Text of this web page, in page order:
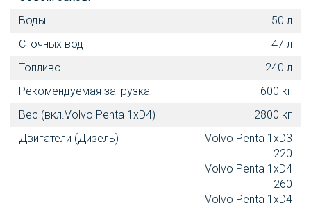
Воды
50 л
Сточных вод
47 л
Топливо
240 л
Рекомендуемая загрузка
600 кг
Вес (вкл.Volvo Penta 1xD4)
2800 кг
Двигатели (Дизель)
Volvo Penta 1xD3
220
Volvo Penta 1xD4
260
Volvo Penta 1xD4